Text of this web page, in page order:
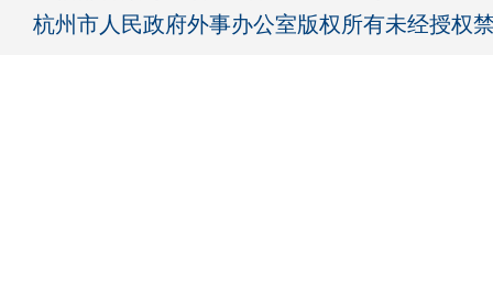
杭州市人民政府外事办公室版权所有未经授权